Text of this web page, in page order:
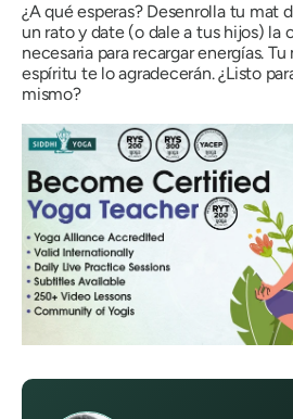
¿A qué esperas? Desenrolla tu mat
un rato y date (o dale a tus hijos) la
necesaria para recargar energías.
espíritu te lo agradecerán. ¿Listo
mismo?